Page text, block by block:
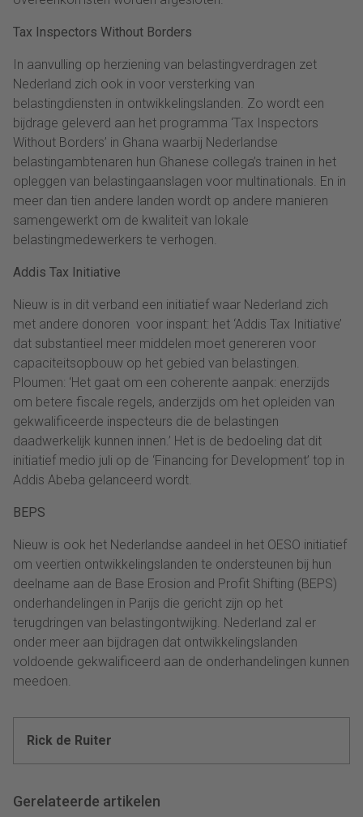
Tax Inspectors Without Borders
In aanvulling op herziening van belastingverdragen zet
Nederland zich ook in voor versterking van
belastingdiensten in ontwikkelingslanden. Zo wordt een
bijdrage geleverd aan het programma ‘Tax Inspectors
Without Borders’ in Ghana waarbij Nederlandse
belastingambtenaren hun Ghanese collega’s trainen in het
opleggen van belastingaanslagen voor multinationals. En in
meer dan tien andere landen wordt op andere manieren
samengewerkt om de kwaliteit van lokale
belastingmedewerkers te verhogen.
Addis Tax Initiative
Nieuw is in dit verband een initiatief waar Nederland zich
met andere donoren voor inspant: het ‘Addis Tax Initiative’
dat substantieel meer middelen moet genereren voor
capaciteitsopbouw op het gebied van belastingen.
Ploumen: ‘Het gaat om een coherente aanpak: enerzijds
om betere fiscale regels, anderzijds om het opleiden van
gekwalificeerde inspecteurs die de belastingen
daadwerkelijk kunnen innen.’ Het is de bedoeling dat dit
initiatief medio juli op de ‘Financing for Development’ top in
Addis Abeba gelanceerd wordt.
BEPS
Nieuw is ook het Nederlandse aandeel in het OESO initiatief
om veertien ontwikkelingslanden te ondersteunen bij hun
deelname aan de Base Erosion and Profit Shifting (BEPS)
onderhandelingen in Parijs die gericht zijn op het
terugdringen van belastingontwijking. Nederland zal er
onder meer aan bijdragen dat ontwikkelingslanden
voldoende gekwalificeerd aan de onderhandelingen kunnen
meedoen.
Rick de Ruiter
Gerelateerde artikelen